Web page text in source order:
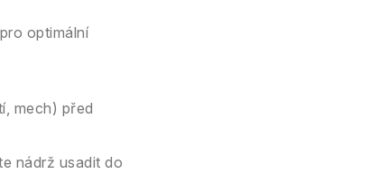
optimální
mech) před
nádrž usadit do